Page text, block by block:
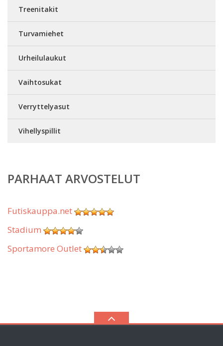
Treenitakit
Turvamiehet
Urheilulaukut
Vaihtosukat
Verryttelyasut
Vihellyspillit
PARHAAT ARVOSTELUT
Futiskauppa.net
Stadium
Sportamore Outlet